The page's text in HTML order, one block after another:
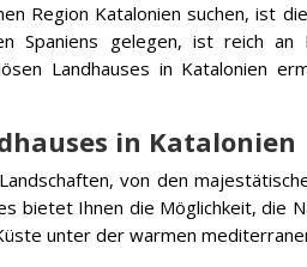
Region Katalonien suchen, ist
Spaniens gelegen, ist reich an
Landhauses in Katalonien
in Katalonien
von den
bietet Ihnen die Möglichkeit, die
unter der warmen